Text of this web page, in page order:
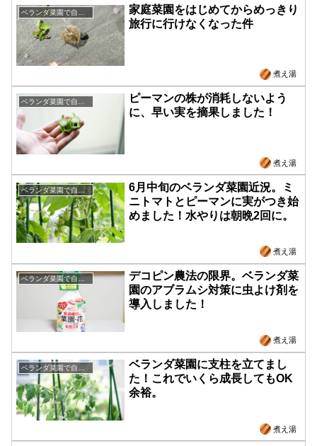
ベランダ菜園で自給自足
家庭菜園をはじめてからめっきり
旅行に行けなくなった件
煮え湯
ピーマンの株が消耗しないよう
に、早い実を摘果しました！
煮え湯
ベランダ菜園で自給自足
6月中旬のベランダ菜園近況。ミ
ニトマトとピーマンに実がつき始
めました！水やりは朝晩2回に。
煮え湯
ベランダ菜園で自給自足
デコピン農法の限界。ベランダ菜
園のアブラムシ対策に虫よけ剤を
導入しました！
煮え湯
ベランダ菜園に支柱を立てまし
た！これでいくら成長してもOK
余裕。
煮え湯